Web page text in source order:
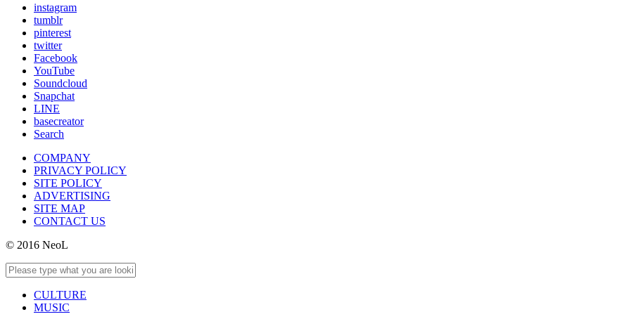
instagram
tumblr
pinterest
twitter
Facebook
YouTube
Soundcloud
Snapchat
LINE
basecreator
Search
COMPANY
PRIVACY POLICY
SITE POLICY
ADVERTISING
SITE MAP
CONTACT US
© 2016 NeoL
CULTURE
MUSIC